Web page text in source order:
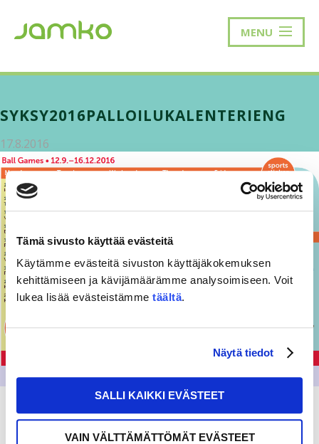
Tämä sivusto käyttää evästeitä
Käytämme evästeitä sivuston käyttäjäkokemuksen
kehittämiseen ja kävijämäärämme analysoimiseen. Voit
lukea lisää evästeistämme täältä.
Näytä tiedot
SALLI KAIKKI EVÄSTEET
VAIN VÄLTTÄMÄTTÖMÄT EVÄSTEET
MENU
SYKSY2016PALLOILUKALENTERIENG
17.8.2016